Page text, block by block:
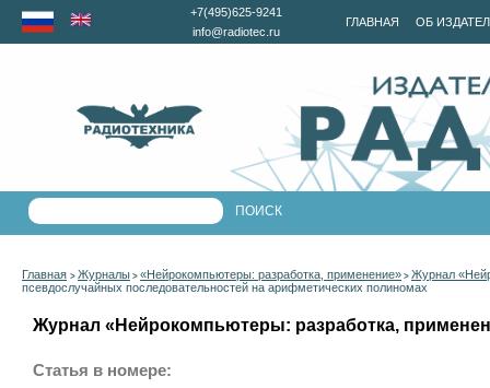
ГЛАВНАЯ ОБ
+7(495)625-9241
info@radiotec.ru
Главная > Журналы > «Нейрокомпьютеры: разработка, применение» > Журнал
псевдослучайных последовательностей на арифметических полиномах
Журнал «Нейрокомпьютеры: разработка,
Статья в номере: